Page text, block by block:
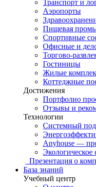
Транспорт и
Аэропорты
Пищевая
Спортивные
Офисные и
Торгово-
Гостиницы
Жилые
Коттеджные
Достижения
Портфолио
Отзывы и
Технологии
Системный
Anyhouse —
Экологическое
Презентация о
База знаний
Учебный центр